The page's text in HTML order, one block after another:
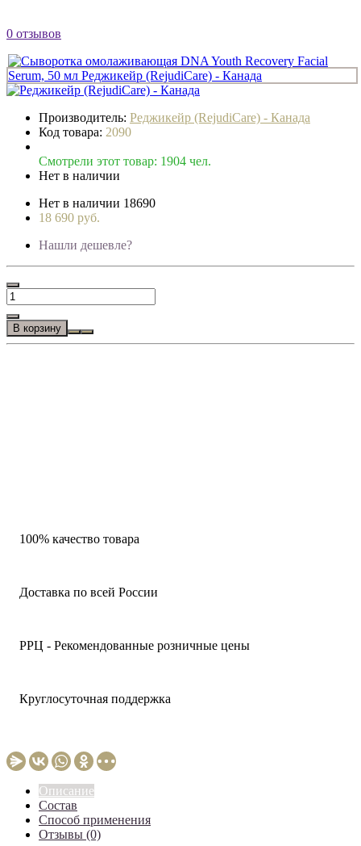
0 отзывов
Производитель: Реджикейр (RejudiCare) - Канада
Код товара: 2090
Смотрели этот товар: 1904 чел.
Нет в наличии
Нет в наличии 18690
18 690 руб.
Нашли дешевле?
В корзину
100% качество товара
Доставка по всей России
РРЦ - Рекомендованные розничные цены
Круглосуточная поддержка
Описание
Состав
Способ применения
Отзывы (0)